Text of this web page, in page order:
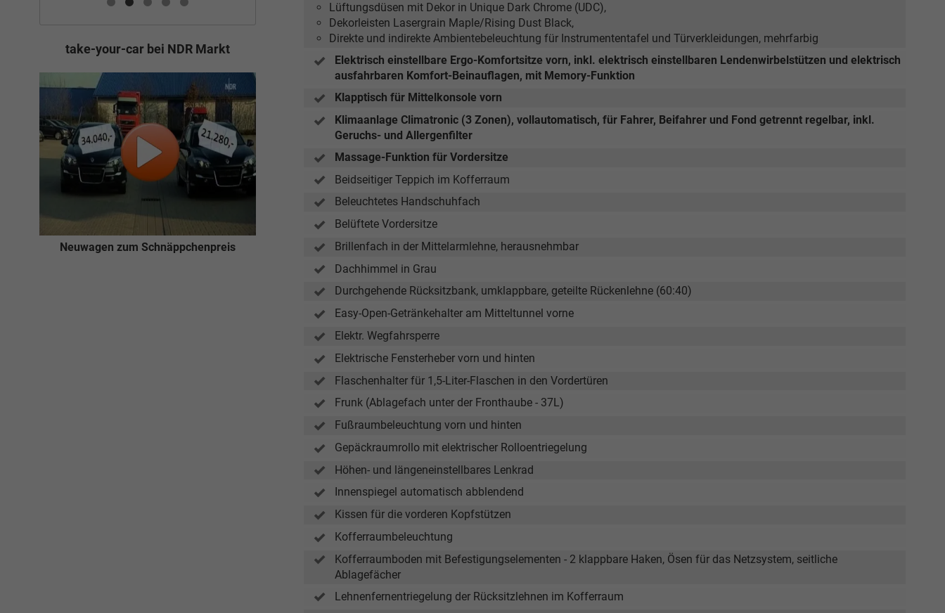
Lüftungsdüsen mit Dekor in Unique Dark Chrome (UDC),
Dekorleisten Lasergrain Maple/Rising Dust Black,
Direkte und indirekte Ambientebeleuchtung für Instrumententafel und Türverkleidungen, mehrfarbig
Elektrisch einstellbare Ergo-Komfortsitze vorn, inkl. elektrisch einstellbaren Lendenwirbelstützen und elektrisch
ausfahrbaren Komfort-Beinauflagen, mit Memory-Funktion
Klapptisch für Mittelkonsole vorn
Klimaanlage Climatronic (3 Zonen), vollautomatisch, für Fahrer, Beifahrer und Fond getrennt regelbar, inkl.
Geruchs- und Allergenfilter
Massage-Funktion für Vordersitze
Beidseitiger Teppich im Kofferraum
Beleuchtetes Handschuhfach
Belüftete Vordersitze
Brillenfach in der Mittelarmlehne, herausnehmbar
Dachhimmel in Grau
Durchgehende Rücksitzbank, umklappbare, geteilte Rückenlehne (60:40)
Easy-Open-Getränkehalter am Mitteltunnel vorne
Elektr. Wegfahrsperre
Elektrische Fensterheber vorn und hinten
Flaschenhalter für 1,5-Liter-Flaschen in den Vordertüren
Frunk (Ablagefach unter der Fronthaube - 37L)
Fußraumbeleuchtung vorn und hinten
Gepäckraumrollo mit elektrischer Rolloentriegelung
Höhen- und längeneinstellbares Lenkrad
Innenspiegel automatisch abblendend
Kissen für die vorderen Kopfstützen
Kofferraumbeleuchtung
Kofferraumboden mit Befestigungselementen - 2 klappbare Haken, Ösen für das Netzsystem, seitliche
Ablagefächer
Lehnenfernentriegelung der Rücksitzlehnen im Kofferraum
take-your-car bei NDR Markt
Neuwagen zum Schnäppchenpreis